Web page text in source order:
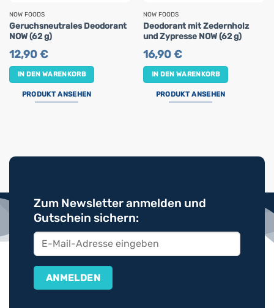
NOW FOODS
Geruchsneutrales Deodorant
NOW (62 g)
12,90€
IN DEN WARENKORB
PRODUKT ANSEHEN
NOW FOODS
Deodorant mit Zedernholz
und Zypresse NOW (62 g)
16,90€
IN DEN WARENKORB
PRODUKT ANSEHEN
Zum Newsletter anmelden und
Gutschein sichern: